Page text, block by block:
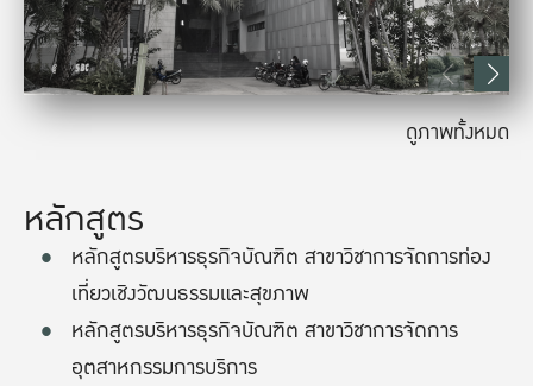
ดูภาพทั้งหมด
หลักสูตร
หลักสูตรบริหารธุรกิจบัณฑิต สาขาวิชาการจัดการท่อง
เที่ยวเชิงวัฒนธรรมและสุขภาพ
หลักสูตรบริหารธุรกิจบัณฑิต สาขาวิชาการจัดการ
อุตสาหกรรมการบริการ